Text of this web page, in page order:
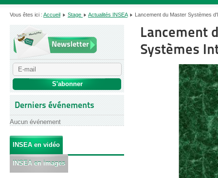
Vous êtes ici : Accueil Stage Actualités INSEA Lancement du Master Systèmes
Newsletter
Derniers événements
Aucun événement
INSEA en vidéo
INSEA en images
Lancement
Systèmes